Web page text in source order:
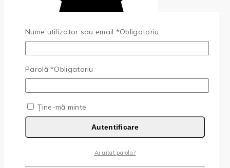
Nume utilizator sau email *Obligatoriu
Parolă*Obligatoriu
Ține-mă minte
Autentificare
Ai uitat parola?